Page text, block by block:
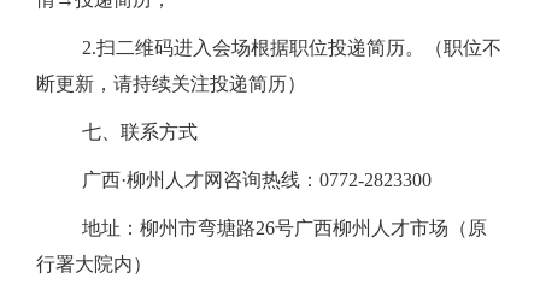
2.扫二维码进入会场根据职位投递简历。
（职位不
断更新，请持续关注投递简历）
七、联系方式
广西·柳州人才网咨询热线： 0772-2823300
地址：柳州市弯塘路26号广西柳州人才市场（原
行署大院内）